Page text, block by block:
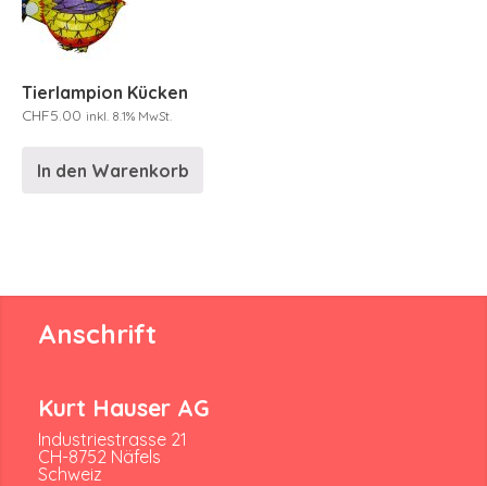
Tierlampion Kücken
CHF5.00 inkl. 8.1% MwSt.
In den Warenkorb
Anschrift
Kurt Hauser AG
Industriestrasse 21
CH-8752 Näfels
Schweiz